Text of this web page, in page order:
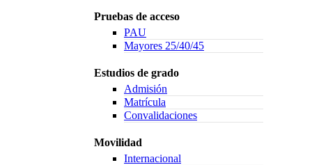
Pruebas de acceso
PAU
Mayores 25/40/45
Estudios de grado
Admisión
Matrícula
Convalidaciones
Movilidad
Internacional